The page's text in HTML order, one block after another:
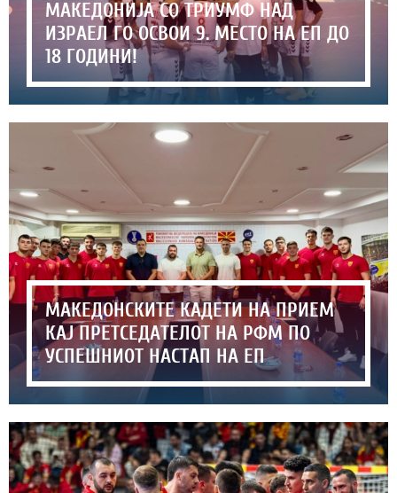
МАКЕДОНИЈА СО ТРИУМФ НАД
ИЗРАЕЛ ГО ОСВОИ 9. МЕСТО НА ЕП ДО
18 ГОДИНИ!
МАКЕДОНСКИТЕ КАДЕТИ НА ПРИЕМ
КАЈ ПРЕТСЕДАТЕЛОТ НА РФМ ПО
УСПЕШНИОТ НАСТАП НА ЕП